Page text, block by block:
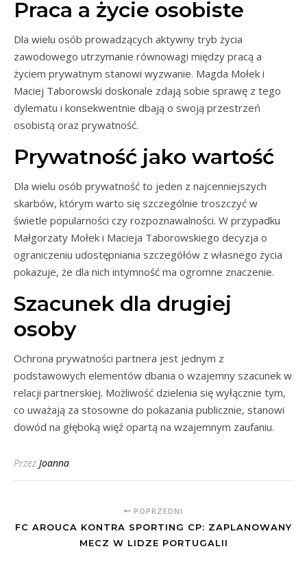
Praca a życie osobiste
Dla wielu osób prowadzących aktywny tryb życia
zawodowego utrzymanie równowagi między pracą a
życiem prywatnym stanowi wyzwanie. Magda Mołek i
Maciej Taborowski doskonale zdają sobie sprawę z tego
dylematu i konsekwentnie dbają o swoją przestrzeń
osobistą oraz prywatność.
Prywatność jako wartość
Dla wielu osób prywatność to jeden z najcenniejszych
skarbów, którym warto się szczególnie troszczyć w
świetle popularności czy rozpoznawalności. W przypadku
Małgorzaty Mołek i Macieja Taborowskiego decyzja o
ograniczeniu udostępniania szczegółów z własnego życia
pokazuje, że dla nich intymność ma ogromne znaczenie.
Szacunek dla drugiej
osoby
Ochrona prywatności partnera jest jednym z
podstawowych elementów dbania o wzajemny szacunek w
relacji partnerskiej. Możliwość dzielenia się wyłącznie tym,
co uważają za stosowne do pokazania publicznie, stanowi
dowód na głęboką więź opartą na wzajemnym zaufaniu.
Przez Joanna
POPRZEDNI
FC AROUCA KONTRA SPORTING CP: ZAPLANOWANY
MECZ W LIDZE PORTUGALII